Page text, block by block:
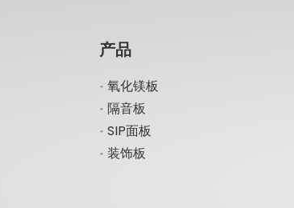
产品
氧化镁板
隔音板
SIP面板
装饰板